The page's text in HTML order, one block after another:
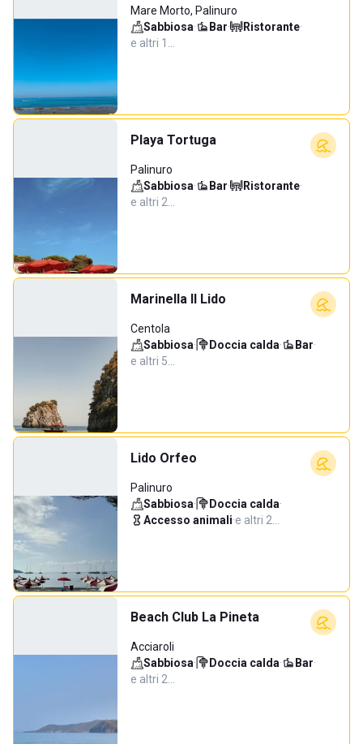
Mare Morto, Palinuro
Sabbiosa· Bar· Ristorante·
e altri 1…
Playa Tortuga
Palinuro
Sabbiosa· Bar· Ristorante·
e altri 2…
Marinella Il Lido
Centola
Sabbiosa· Doccia calda· Bar·
e altri 5…
Lido Orfeo
Palinuro
Sabbiosa· Doccia calda·
Accesso animali·e altri 2…
Beach Club La Pineta
Acciaroli
Sabbiosa· Doccia calda· Bar·
e altri 2…